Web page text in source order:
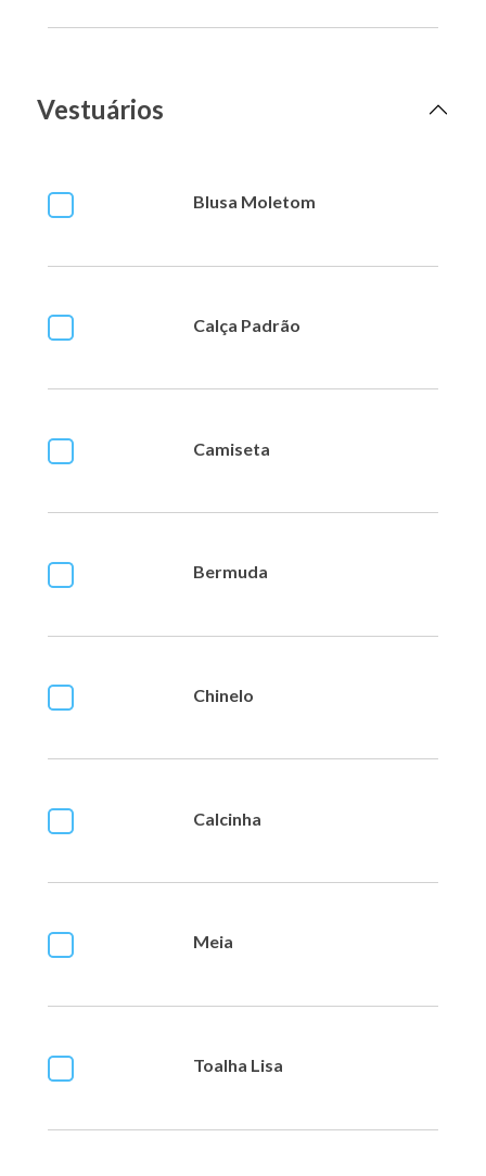
Vestuários
Blusa Moletom
Calça Padrão
Camiseta
Bermuda
Chinelo
Calcinha
Meia
Toalha Lisa